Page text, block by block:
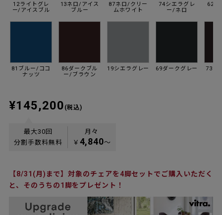
12ライトグレ
ー/アイスブル
81ブルー/ココ
ナッツ
13ネロ/アイス
ブルー
86ダークブル
ー/ブラウン
87ネロ/クリー
ムホワイト
19シエラグレー
74シエラグレ
ー/ネロ
69ダークグレー
62ダ
73ネ
¥145,200 (税込)
最大30回
分割手数料無料
月々
￥ 4,840〜
【8/31(月)まで】対象のチェアを4脚セットでご購入いただく
と、そのうちの1脚をプレゼント！